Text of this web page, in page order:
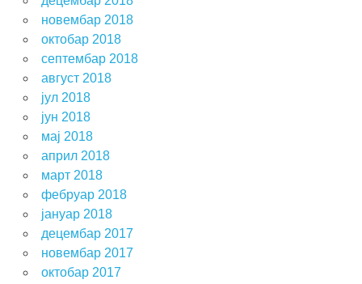
новембар 2018
октобар 2018
септембар 2018
август 2018
јул 2018
јун 2018
мај 2018
април 2018
март 2018
фебруар 2018
јануар 2018
децембар 2017
новембар 2017
октобар 2017